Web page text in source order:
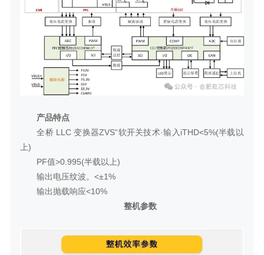
产品特点
全桥 LLC 变换器ZVS“软开关技术·输入iTHD<5%(半载以
上)
PF值>0.995(半载以上)
输出电压纹波。<±1%
输出抛载响应<10%
整机参数